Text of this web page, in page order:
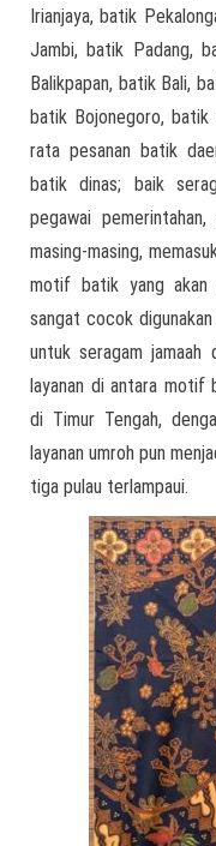
Irianjaya, batik
Jambi, batik Padang,
Balikpapan, batik Bali,
batik Bojonegoro, batik
rata pesanan batik
batik dinas; baik
pegawai
masing-masing,
motif batik yang
sangat cocok
untuk seragam jamaah
layanan di antara motif
di Timur Tengah,
layanan umroh pun
tiga pulau terlampaui.